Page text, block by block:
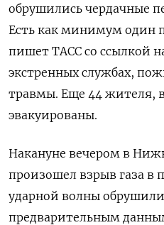
обрушились чердачные
Есть как минимум один
пишет ТАСС со ссылкой
экстренных службах,
травмы. Еще 44 жителя,
эвакуированы.
Накануне вечером в
произошел взрыв газа в
ударной волны
предварительным